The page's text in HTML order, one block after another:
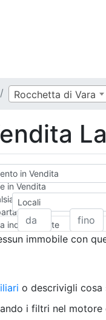
Rocchetta di Vara
in Vendita
in Vendita
indipendente
Semi-indipendente
Casale
d'Albergo
Locali
immobile con
o descrivigli cosa
i filtri nel motore